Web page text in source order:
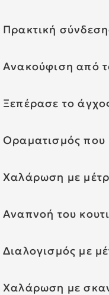
Πρακτική
Ανακούφιση από
Ξεπέρασε το
Οραματισμός που
Χαλάρωση με
Αναπνοή του
Διαλογισμός με
Χαλάρωση με